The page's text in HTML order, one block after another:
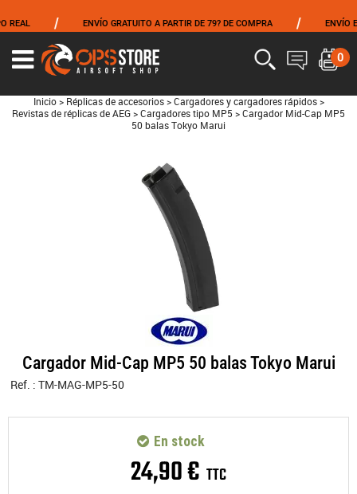
ENVÍO GRATUITO A PARTIR DE 79? DE COMPRA ENVÍO EL
0
Inicio > Réplicas de accesorios > Cargadores y cargadores rápidos >
Revistas de réplicas de AEG > Cargadores tipo MP5 > Cargador Mid-Cap MP5
50 balas Tokyo Marui
Cargador Mid-Cap MP5 50 balas Tokyo Marui
Ref. : TM-MAG-MP5-50
24,90€ TTC
En stock